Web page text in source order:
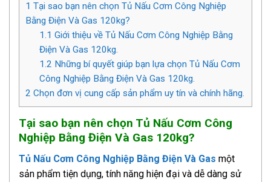
1 Tại sao bạn nên chọn Tủ Nấu Cơm Công Nghiệp
Bằng Điện Và Gas 120kg?
1.1 Giới thiệu về Tủ Nấu Cơm Công Nghiệp Bằng
Điện Và Gas 120kg.
1.2 Những bí quyết giúp bạn lựa chọn Tủ Nấu Cơm
Công Nghiệp Bằng Điện Và Gas 120kg.
2 Chọn đơn vị cung cấp sản phẩm uy tín và chính hãng.
Tại sao bạn nên chọn Tủ Nấu Cơm Công
Nghiệp Bằng Điện Và Gas 120kg?
Tủ Nấu Cơm Công Nghiệp Bằng Điện Và Gas một
sản phẩm tiện dụng, tính năng hiện đại và dễ dàng sử